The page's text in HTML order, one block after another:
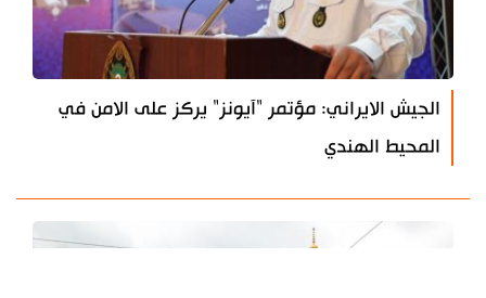
الجيش الايراني: مؤتمر "آيونز" يركز على الامن في
المحيط الهندي